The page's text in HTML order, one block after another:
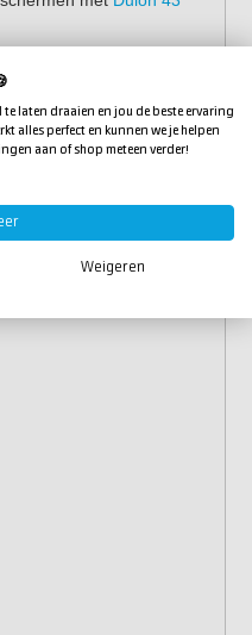
laten draaien en jou de beste ervaring
alles perfect en kunnen we je helpen
aan of shop meteen verder!
Weigeren